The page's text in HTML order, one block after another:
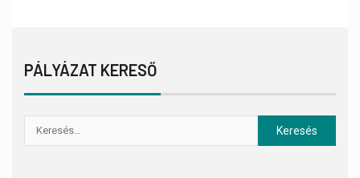
PÁLYÁZAT KERESŐ